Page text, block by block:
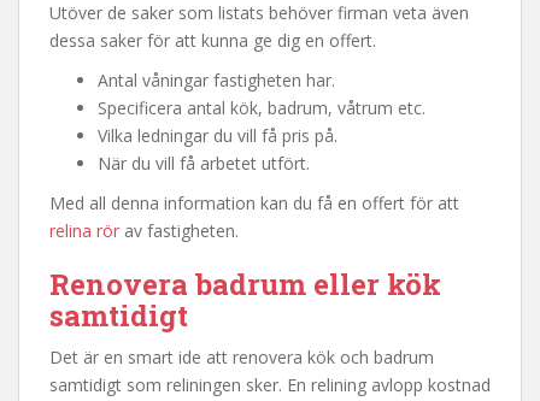
Utöver de saker som listats behöver firman veta även
dessa saker för att kunna ge dig en offert.
Antal våningar fastigheten har.
Specificera antal kök, badrum, våtrum etc.
Vilka ledningar du vill få pris på.
När du vill få arbetet utfört.
Med all denna information kan du få en offert för att
relina rör av fastigheten.
Renovera badrum eller kök
samtidigt
Det är en smart ide att renovera kök och badrum
samtidigt som reliningen sker. En relining avlopp kostnad